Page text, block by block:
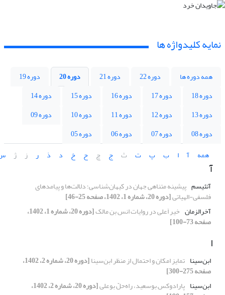
نمایه کلیدواژه ها
همه دوره ها دوره 22 دوره 21 دوره 20
دوره 19
دوره 18
دوره 17 دوره 16 دوره 15
دوره 14
دوره 13
دوره 12 دوره 11 دوره 10
دوره 09
دوره 08
دوره 07 دوره 06
دوره 05
همه
آ ا ب پ ت ث ج چ ح خ د ذ ر ز ژ
آ
آتئیسم پیشینه متناهی جهان در کیهان‌شناسی؛ دلالت‌ها و پیامدهای
فلسفی-الهیاتی[دوره 20، شماره 1، 1402، صفحه 25-46]
آخرالزمان خیر اَعلی در روایات انس بن مالک [دوره 20، شماره 1، 1402،
صفحه 73-100]
ا
ابن‌سینا تمایز امکان و احتمال از منظر ابن‌سینا [دوره 20، شماره 2، 1402،
صفحه 275-300]
ابن‌سینا پارادوکس بوسعید، راه‌حلّ بوعلی [دوره 20، شماره 2، 1402،